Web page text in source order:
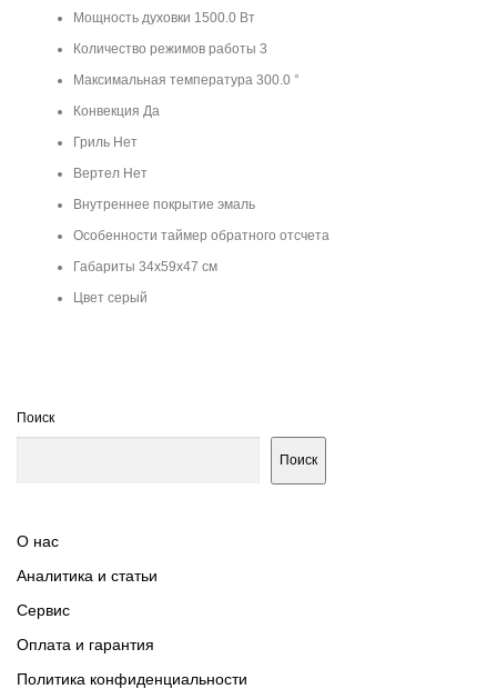
Мощность духовки 1500.0 Вт
Количество режимов работы 3
Максимальная температура 300.0 °
Конвекция Да
Гриль Нет
Вертел Нет
Внутреннее покрытие эмаль
Особенности таймер обратного отсчета
Габариты 34x59x47 см
Цвет серый
Поиск
Поиск
О нас
Аналитика и статьи
Сервис
Оплата и гарантия
Политика конфиденциальности